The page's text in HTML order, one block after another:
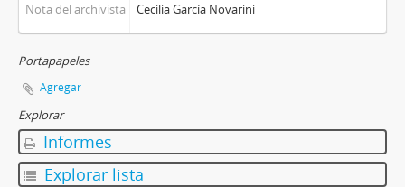
Nota del archivista Cecilia García Novarini
Portapapeles
Agregar
Explorar
Informes
Explorar lista